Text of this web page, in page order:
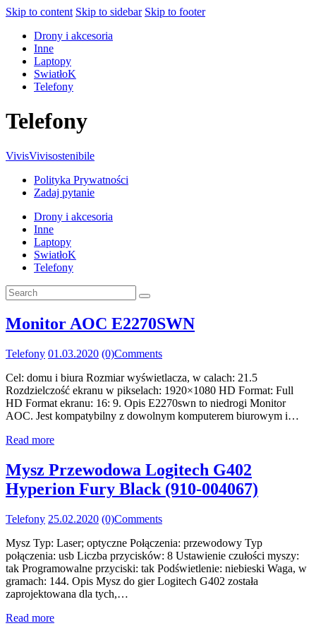
Skip to content Skip to sidebar Skip to footer
Drony i akcesoria
Inne
Laptopy
SwiatłoK
Telefony
Telefony
VivisVivisostenibile
Polityka Prywatności
Zadaj pytanie
Drony i akcesoria
Inne
Laptopy
SwiatłoK
Telefony
Monitor AOC E2270SWN
Telefony 01.03.2020 (0)Comments
Cel: domu i biura Rozmiar wyświetlacza, w calach: 21.5
Rozdzielczość ekranu w pikselach: 1920×1080 HD Format: Full
HD Format ekranu: 16: 9. Opis E2270swn to niedrogi Monitor
AOC. Jest kompatybilny z dowolnym komputerem biurowym i…
Read more
Mysz Przewodowa Logitech G402
Hyperion Fury Black (910-004067)
Telefony 25.02.2020 (0)Comments
Mysz Typ: Laser; optyczne Połączenia: przewodowy Typ
połączenia: usb Liczba przycisków: 8 Ustawienie czułości myszy:
tak Programowalne przyciski: tak Podświetlenie: niebieski Waga, w
gramach: 144. Opis Mysz do gier Logitech G402 została
zaprojektowana dla tych,…
Read more